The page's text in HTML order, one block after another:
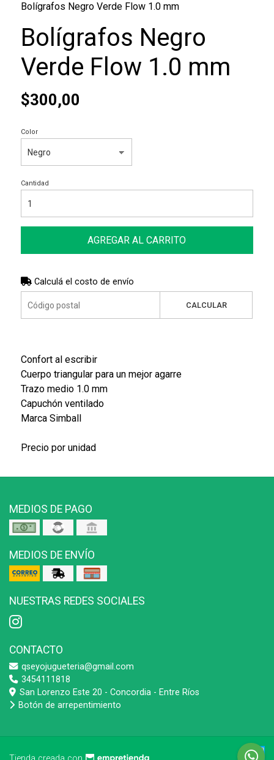
Bolígrafos Negro Verde Flow 1.0 mm
Bolígrafos Negro
Verde Flow 1.0 mm
$300,00
Color
Cantidad
AGREGAR AL CARRITO
Calculá el costo de envío
CALCULAR
Confort al escribir
Cuerpo triangular para un mejor agarre
Trazo medio 1.0 mm
Capuchón ventilado
Marca Simball
Precio por unidad
MEDIOS DE PAGO
MEDIOS DE ENVÍO
NUESTRAS REDES SOCIALES
CONTACTO
qseyojugueteria@gmail.com
3454111818
San Lorenzo Este 20 - Concordia - Entre Ríos
Botón de arrepentimiento